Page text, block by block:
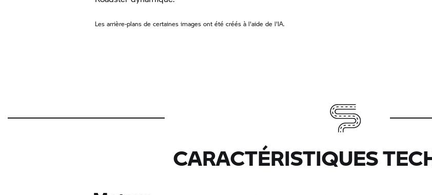
Les arrière-plans de certaines images ont été créés à l'aide de l'IA.
CARACTÉRISTIQUES